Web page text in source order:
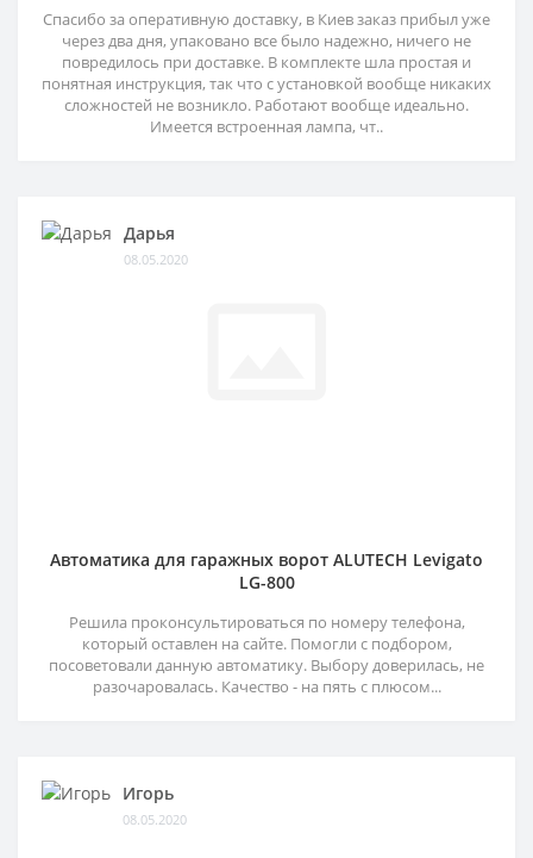
Спасибо за оперативную доставку, в Киев заказ прибыл уже
через два дня, упаковано все было надежно, ничего не
повредилось при доставке. В комплекте шла простая и
понятная инструкция, так что с установкой вообще никаких
сложностей не возникло. Работают вообще идеально.
Имеется встроенная лампа, чт..
Дарья
08.05.2020
Автоматика для гаражных ворот ALUTECH Levigato
LG-800
Решила проконсультироваться по номеру телефона,
который оставлен на сайте. Помогли с подбором,
посоветовали данную автоматику. Выбору доверилась, не
разочаровалась. Качество - на пять с плюсом...
Игорь
08.05.2020